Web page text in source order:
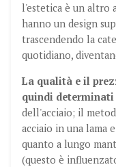
l'estetica è un altro
hanno un design
trascendendo la
quotidiano,
La qualità e il
quindi
dell'acciaio; il
acciaio in una lama
quanto a lungo
(questo è